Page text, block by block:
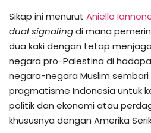
Sikap ini menurut Aniello
dual signalingdi mana
dua kaki dengan tetap
negara pro-Palestina di
negara-negara Muslim
pragmatisme Indonesia untuk
politik dan ekonomi atau
khususnya dengan Amerika